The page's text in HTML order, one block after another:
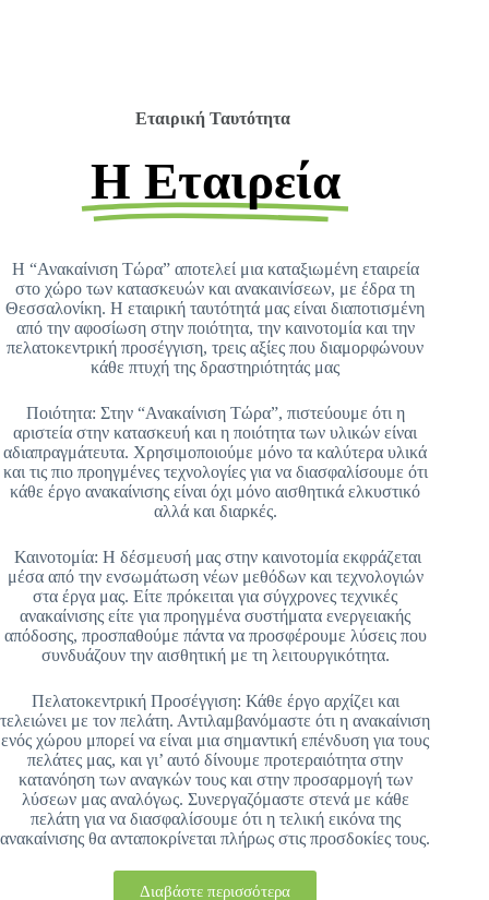
Εταιρική Ταυτότητα
Η Εταιρεία
Η “Ανακαίνιση Τώρα” αποτελεί μια καταξιωμένη εταιρεία
στο χώρο των κατασκευών και ανακαινίσεων, με έδρα τη
Θεσσαλονίκη. Η εταιρική ταυτότητά μας είναι διαποτισμένη
από την αφοσίωση στην ποιότητα, την καινοτομία και την
πελατοκεντρική προσέγγιση, τρεις αξίες που διαμορφώνουν
κάθε πτυχή της δραστηριότητάς μας
Ποιότητα: Στην “Ανακαίνιση Τώρα”, πιστεύουμε ότι η
αριστεία στην κατασκευή και η ποιότητα των υλικών είναι
αδιαπραγμάτευτα. Χρησιμοποιούμε μόνο τα καλύτερα υλικά
και τις πιο προηγμένες τεχνολογίες για να διασφαλίσουμε ότι
κάθε έργο ανακαίνισης είναι όχι μόνο αισθητικά ελκυστικό
αλλά και διαρκές.
Καινοτομία: Η δέσμευσή μας στην καινοτομία εκφράζεται
μέσα από την ενσωμάτωση νέων μεθόδων και τεχνολογιών
στα έργα μας. Είτε πρόκειται για σύγχρονες τεχνικές
ανακαίνισης είτε για προηγμένα συστήματα ενεργειακής
απόδοσης, προσπαθούμε πάντα να προσφέρουμε λύσεις που
συνδυάζουν την αισθητική με τη λειτουργικότητα.
Πελατοκεντρική Προσέγγιση: Κάθε έργο αρχίζει και
τελειώνει με τον πελάτη. Αντιλαμβανόμαστε ότι η ανακαίνιση
ενός χώρου μπορεί να είναι μια σημαντική επένδυση για τους
πελάτες μας, και γι’ αυτό δίνουμε προτεραιότητα στην
κατανόηση των αναγκών τους και στην προσαρμογή των
λύσεων μας αναλόγως. Συνεργαζόμαστε στενά με κάθε
πελάτη για να διασφαλίσουμε ότι η τελική εικόνα της
ανακαίνισης θα ανταποκρίνεται πλήρως στις προσδοκίες τους.
Διαβάστε περισσότερα